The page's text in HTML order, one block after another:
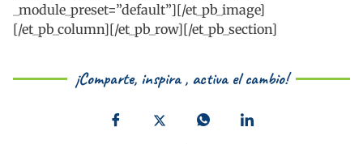
_module_preset=”default”][/et_pb_image]
[/et_pb_column][/et_pb_row][/et_pb_section]
¡Comparte, inspira , activa el cambio!